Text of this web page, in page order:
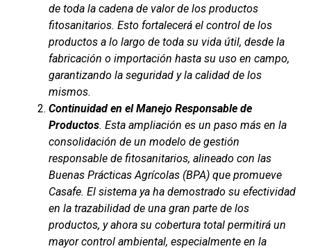
de toda la cadena de valor de los productos
fitosanitarios. Esto fortalecerá el control de los
productos a lo largo de toda su vida útil, desde la
fabricación o importación hasta su uso en campo,
garantizando la seguridad y la calidad de los
mismos.
Continuidad en el Manejo Responsable de
Productos. Esta ampliación es un paso más en la
consolidación de un modelo de gestión
responsable de fitosanitarios, alineado con las
Buenas Prácticas Agrícolas (BPA) que promueve
Casafe. El sistema ya ha demostrado su efectividad
en la trazabilidad de una gran parte de los
productos, y ahora su cobertura total permitirá un
mayor control ambiental, especialmente en la